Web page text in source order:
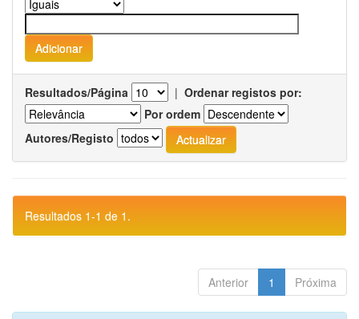
Resultados/Página | Ordenar registos por:
Por ordem
Autores/Registo
Resultados 1-1 de 1.
Anterior 1 Próxima